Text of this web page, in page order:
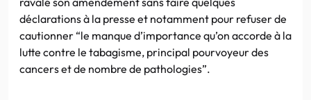
déclarations à la presse et notamment pour refuser de
cautionner “le manque d’importance qu’on accorde à la
lutte contre le tabagisme, principal pourvoyeur des
cancers et de nombre de pathologies”.